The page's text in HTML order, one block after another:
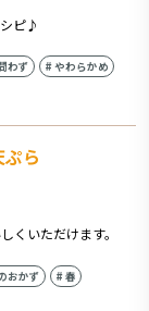
ピ♪
わず #やわらかめ
ら
くいただけます。
おかず #春